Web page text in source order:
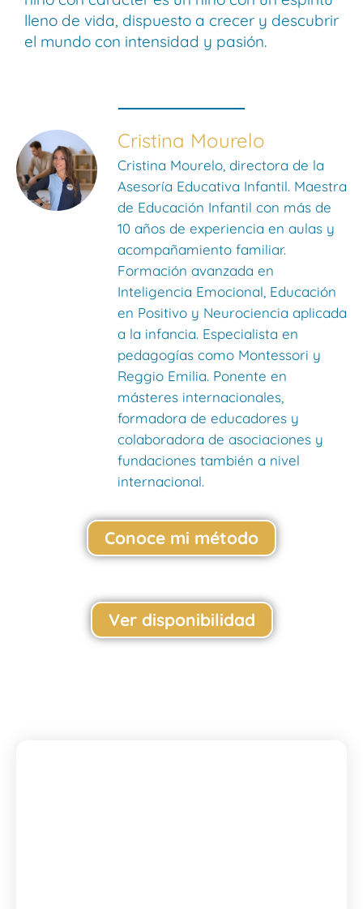
lleno de vida, dispuesto a crecer y descubrir
el mundo con intensidad y pasión.
Cristina Mourelo
Cristina Mourelo, directora de la
Asesoría Educativa Infantil. Maestra
de Educación Infantil con más de
10 años de experiencia en aulas y
acompañamiento familiar.
Formación avanzada en
Inteligencia Emocional, Educación
en Positivo y Neurociencia aplicada
a la infancia. Especialista en
pedagogías como Montessori y
Reggio Emilia. Ponente en
másteres internacionales,
formadora de educadores y
colaboradora de asociaciones y
fundaciones también a nivel
internacional.
Conoce mi método
Ver disponibilidad